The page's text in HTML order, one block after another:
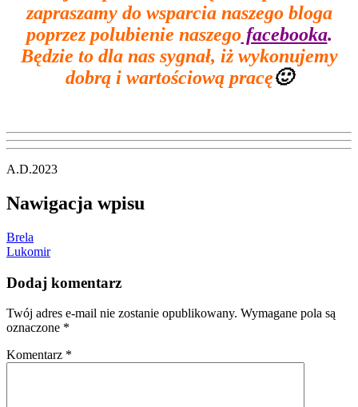
zapraszamy do wsparcia naszego bloga
poprzez polubienie naszegofacebooka.
Będzie to dla nas sygnał, iż wykonujemy
dobrą i wartościową pracę🙂
A.D.2023
Nawigacja wpisu
Brela
Lukomir
Dodaj komentarz
Twój adres e-mail nie zostanie opublikowany. Wymagane pola są
oznaczone *
Komentarz *